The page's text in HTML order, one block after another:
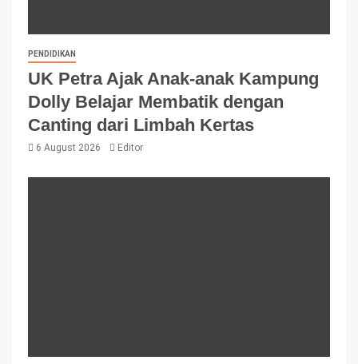
PENDIDIKAN
UK Petra Ajak Anak-anak Kampung
Dolly Belajar Membatik dengan
Canting dari Limbah Kertas
6 August 2026 Editor